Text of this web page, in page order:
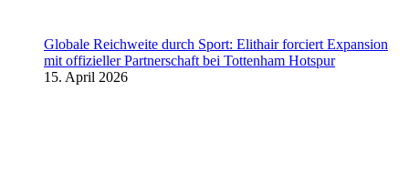
Globale Reichweite durch Sport: Elithair forciert Expansion
mit offizieller Partnerschaft bei Tottenham Hotspur
15. April 2026